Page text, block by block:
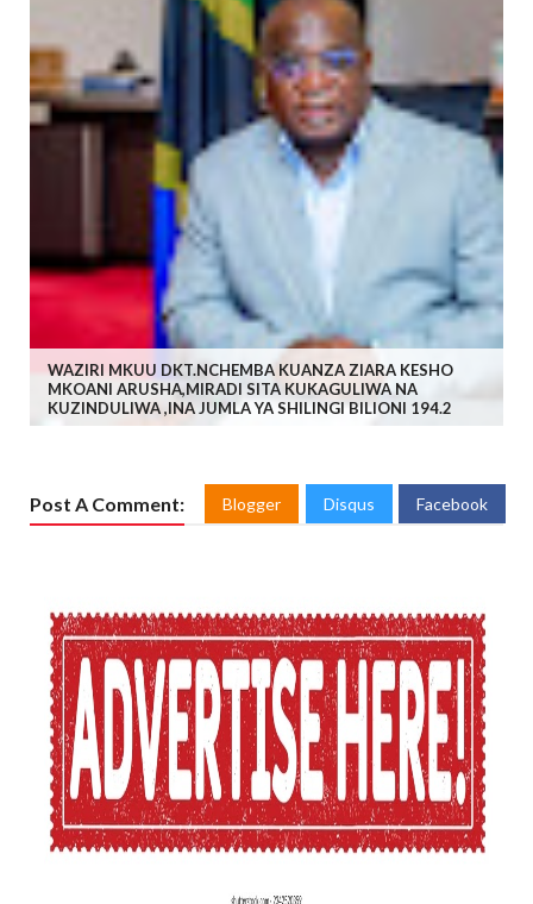
WAZIRI MKUU DKT.NCHEMBA KUANZA ZIARA KESHO
MKOANI ARUSHA,MIRADI SITA KUKAGULIWA NA
KUZINDULIWA ,INA JUMLA YA SHILINGI BILIONI 194.2
Post A Comment: Blogger Disqus Facebook